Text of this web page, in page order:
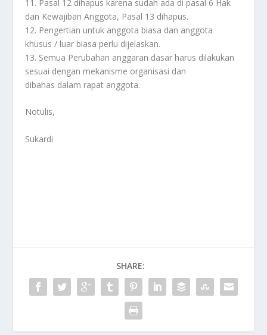
11. Pasal 12 dihapus karena sudah ada di pasal 6 Hak
dan Kewajiban Anggota, Pasal 13 dihapus.
12. Pengertian untuk anggota biasa dan anggota
khusus / luar biasa perlu dijelaskan.
13. Semua Perubahan anggaran dasar harus dilakukan
sesuai dengan mekanisme organisasi dan
dibahas dalam rapat anggota.
Notulis,
Sukardi
SHARE: